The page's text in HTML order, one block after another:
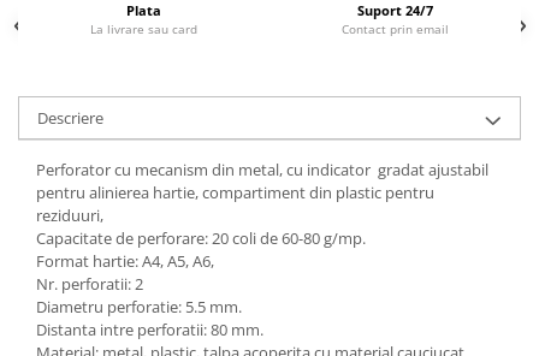
Plata
La livrare sau card
Suport 24/7
Contact prin email
Descriere
Perforator cu mecanism din metal, cu indicator gradat ajustabil
pentru alinierea hartie, compartiment din plastic pentru
reziduuri,
Capacitate de perforare: 20 coli de 60-80 g/mp.
Format hartie: A4, A5, A6,
Nr. perforatii: 2
Diametru perforatie: 5.5 mm.
Distanta intre perforatii: 80 mm.